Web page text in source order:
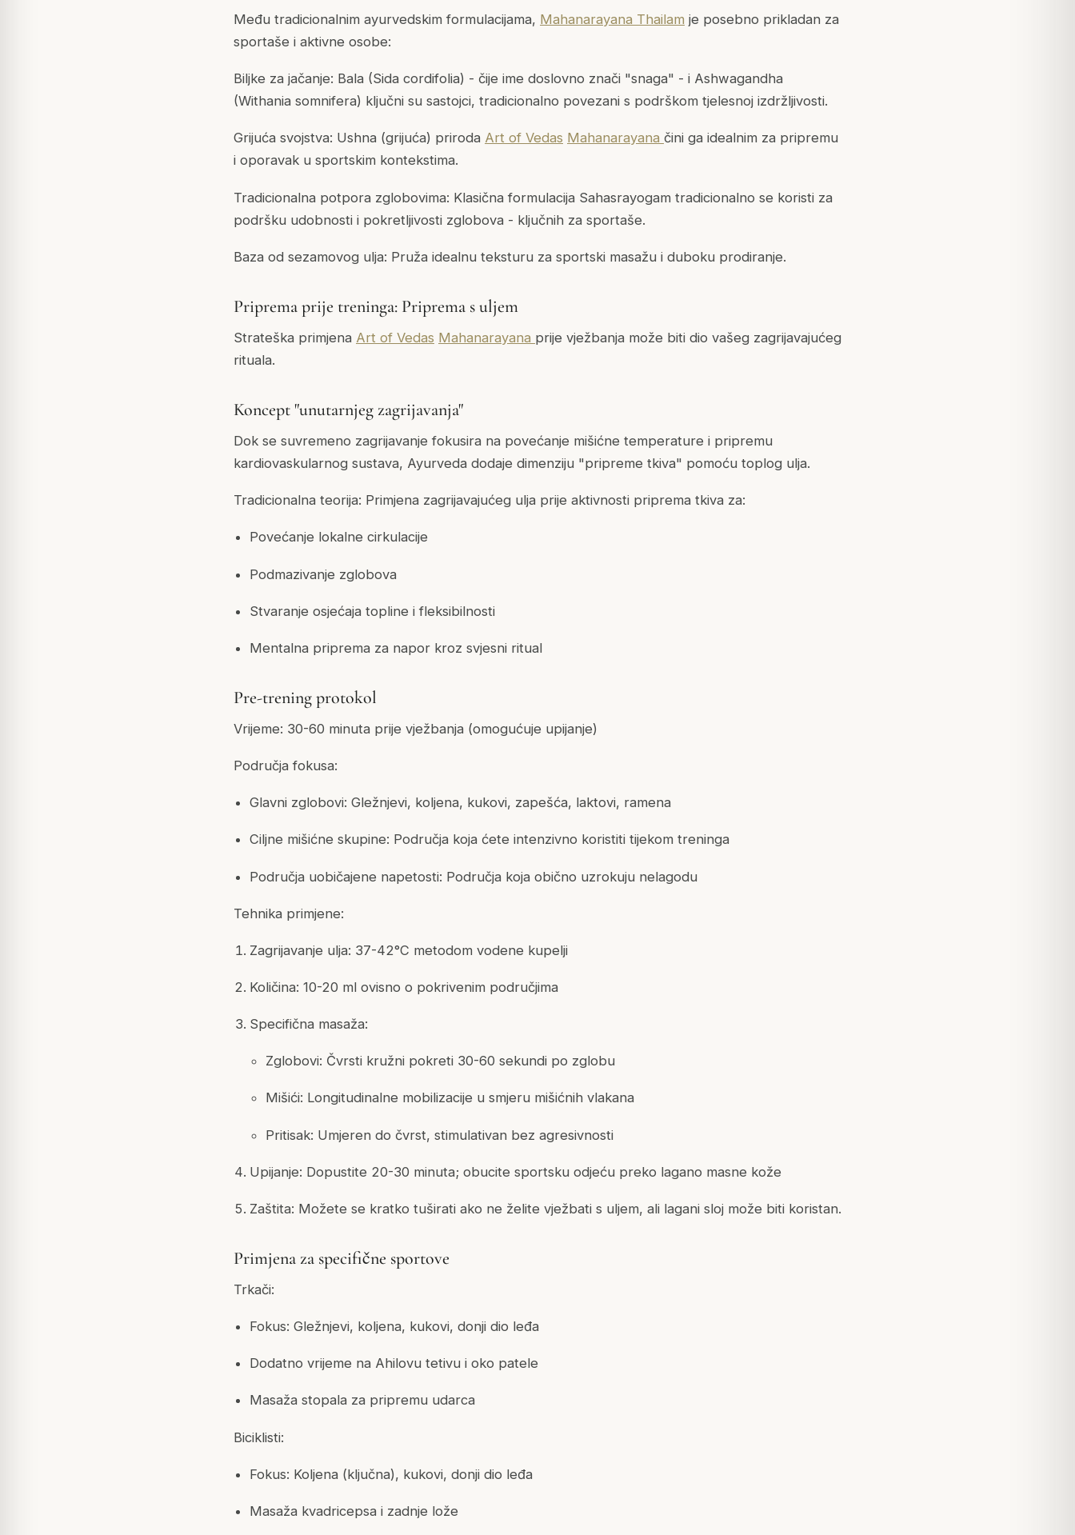
Među tradicionalnim ayurvedskim formulacijama, Mahanarayana Thailam je posebno prikladan za
sportaše i aktivne osobe:
Biljke za jačanje: Bala (Sida cordifolia) - čije ime doslovno znači "snaga" - i Ashwagandha
(Withania somnifera) ključni su sastojci, tradicionalno povezani s podrškom tjelesnoj izdržljivosti.
Grijuća svojstva: Ushna (grijuća) priroda Art of Vedas Mahanarayana čini ga idealnim za pripremu
i oporavak u sportskim kontekstima.
Tradicionalna potpora zglobovima: Klasična formulacija Sahasrayogam tradicionalno se koristi za
podršku udobnosti i pokretljivosti zglobova - ključnih za sportaše.
Baza od sezamovog ulja: Pruža idealnu teksturu za sportski masažu i duboku prodiranje.
Priprema prije treninga: Priprema s uljem
Strateška primjena Art of Vedas Mahanarayana prije vježbanja može biti dio vašeg zagrijavajućeg
rituala.
Koncept "unutarnjeg zagrijavanja"
Dok se suvremeno zagrijavanje fokusira na povećanje mišićne temperature i pripremu
kardiovaskularnog sustava, Ayurveda dodaje dimenziju "pripreme tkiva" pomoću toplog ulja.
Tradicionalna teorija: Primjena zagrijavajućeg ulja prije aktivnosti priprema tkiva za:
Povećanje lokalne cirkulacije
Podmazivanje zglobova
Stvaranje osjećaja topline i fleksibilnosti
Mentalna priprema za napor kroz svjesni ritual
Pre-trening protokol
Vrijeme: 30-60 minuta prije vježbanja (omogućuje upijanje)
Područja fokusa:
Glavni zglobovi: Gležnjevi, koljena, kukovi, zapešća, laktovi, ramena
Ciljne mišićne skupine: Područja koja ćete intenzivno koristiti tijekom treninga
Područja uobičajene napetosti: Područja koja obično uzrokuju nelagodu
Tehnika primjene:
Zagrijavanje ulja: 37-42°C metodom vodene kupelji
Količina: 10-20 ml ovisno o pokrivenim područjima
Specifična masaža:
Zglobovi: Čvrsti kružni pokreti 30-60 sekundi po zglobu
Mišići: Longitudinalne mobilizacije u smjeru mišićnih vlakana
Pritisak: Umjeren do čvrst, stimulativan bez agresivnosti
Upijanje: Dopustite 20-30 minuta; obucite sportsku odjeću preko lagano masne kože
Zaštita: Možete se kratko tuširati ako ne želite vježbati s uljem, ali lagani sloj može biti koristan.
Primjena za specifične sportove
Trkači:
Fokus: Gležnjevi, koljena, kukovi, donji dio leđa
Dodatno vrijeme na Ahilovu tetivu i oko patele
Masaža stopala za pripremu udarca
Biciklisti:
Fokus: Koljena (ključna), kukovi, donji dio leđa
Masaža kvadricepsa i zadnje lože